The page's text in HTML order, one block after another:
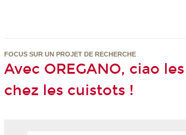
FOCUS SUR UN PROJET DE RECHERCHE
Avec OREGANO, ciao
chez les cuistots !